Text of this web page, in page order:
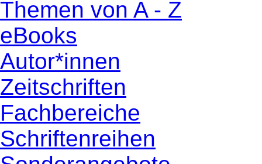
Themen von A - Z
eBooks
Autor*innen
Zeitschriften
Fachbereiche
Schriftenreihen